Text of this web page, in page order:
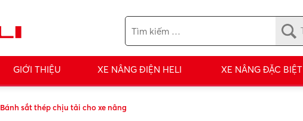
GIỚI THIỆU XE NÂNG ĐIỆN HELI XE NÂNG ĐẶC BIỆT
Bánh sắt thép chịu tải cho xe nâng